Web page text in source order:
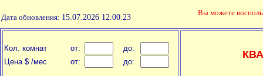
Дата обновления: 15.07.2026 12:00:23
Вы можете
Кол. комнат от:
до:
Цена $ /мес
от: до: